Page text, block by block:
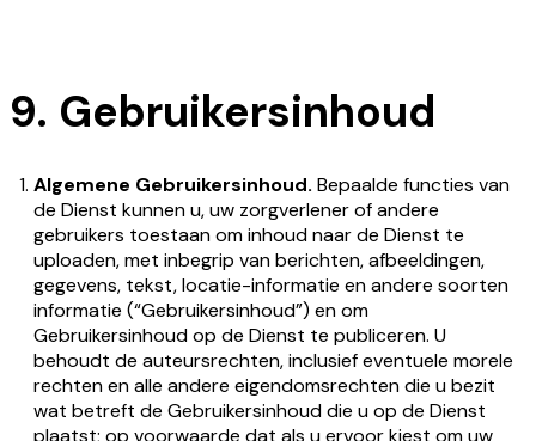
9. Gebruikersinhoud
Algemene Gebruikersinhoud. Bepaalde functies van
de Dienst kunnen u, uw zorgverlener of andere
gebruikers toestaan om inhoud naar de Dienst te
uploaden, met inbegrip van berichten, afbeeldingen,
gegevens, tekst, locatie-informatie en andere soorten
informatie (“Gebruikersinhoud”) en om
Gebruikersinhoud op de Dienst te publiceren. U
behoudt de auteursrechten, inclusief eventuele morele
rechten en alle andere eigendomsrechten die u bezit
wat betreft de Gebruikersinhoud die u op de Dienst
plaatst; op voorwaarde dat als u ervoor kiest om uw